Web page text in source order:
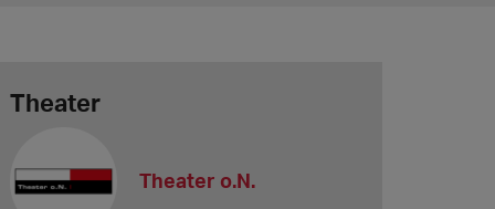
Theater
Theater o.N.